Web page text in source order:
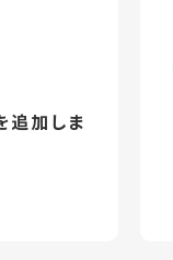
追加しま